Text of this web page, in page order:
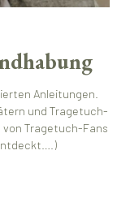
Anleitungen.
und Tragetuch-
Tragetuch-Fans